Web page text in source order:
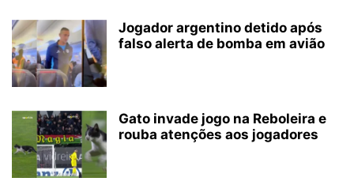
Jogador argentino detido após
falso alerta de bomba em avião
Gato invade jogo na Reboleira e
rouba atenções aos jogadores